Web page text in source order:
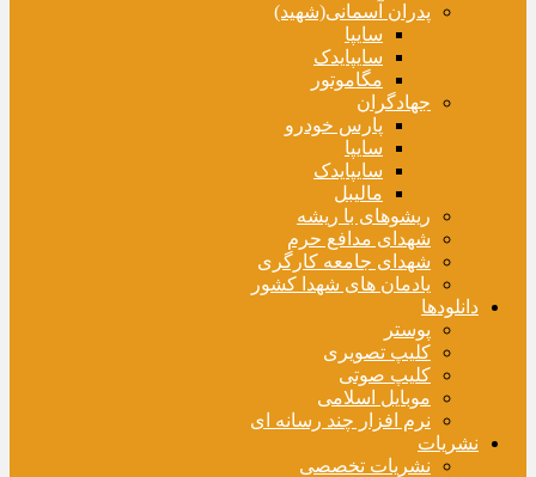
پدران آسمانی(شهید)
سایپا
سایپایدک
مگاموتور
جهادگران
پارس خودرو
سایپا
سایپایدک
مالیبل
ریشوهای با ریشه
شهدای مدافع حرم
شهدای جامعه کارگری
یادمان های شهدا کشور
دانلودها
پوستر
کلیپ تصویری
کلیپ صوتی
موبایل اسلامی
نرم افزار چند رسانه ای
نشریات
نشریات تخصصی